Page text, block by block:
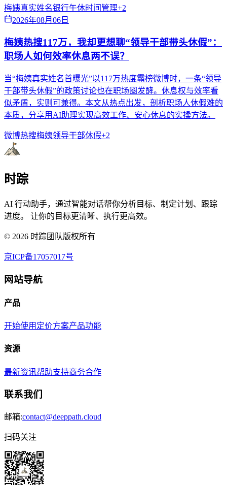
梅姨真实姓名银行午休时间管理+2
2026年08月06日
梅姨热搜117万，我却更想聊“领导干部带头休假”：
职场人如何效率休息两不误？
当“梅姨真实姓名首曝光”以117万热度霸榜微博时，一条“领导
干部带头休假”的政策讨论也在职场圈发酵。休息权与效率看
似矛盾，实则可兼得。本文从热点出发，剖析职场人休假难的
本质，分享用AI助理实现高效工作、安心休息的实操方法。
微博热搜梅姨领导干部休假+2
时踪
AI 行动助手，通过智能对话帮你分析目标、制定计划、跟踪
进度。 让你的目标更清晰、执行更高效。
© 2026 时踪团队版权所有
京ICP备17057017号
网站导航
产品
开始使用 定价方案产品功能
资源
最新资讯帮助支持商务合作
联系我们
邮箱:contact@deeppath.cloud
扫码关注